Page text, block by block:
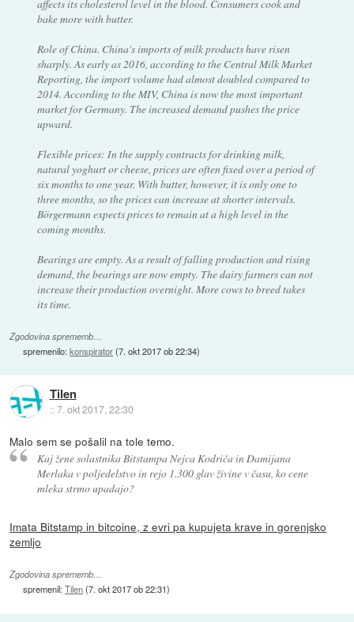
affects its cholesterol level in the blood. Consumers cook and
bake more with butter.
Role of China. China's imports of milk products have risen
sharply. As early as 2016, according to the Central Milk Market
Reporting, the import volume had almost doubled compared to
2014. According to the MIV, China is now the most important
market for Germany. The increased demand pushes the price
upward.
Flexible prices: In the supply contracts for drinking milk,
natural yoghurt or cheese, prices are often fixed over a period of
six months to one year. With butter, however, it is only one to
three months, so the prices can increase at shorter intervals.
Börgermann expects prices to remain at a high level in the
coming months.
Bearings are empty. As a result of falling production and rising
demand, the bearings are now empty. The dairy farmers can not
increase their production overnight. More cows to breed takes
its time.
Zgodovina sprememb…
spremenilo:konspirator(7. okt 2017 ob 22:34)
Tilen
::7. okt 2017, 22:30
Malo sem se pošalil na tole temo.
Kaj žene solastnika Bitstampa Nejca Kodriča in Damijana
Merlaka v poljedelstvo in rejo 1.300 glav živine v času, ko cene
mleka strmo upadajo?
Imata Bitstamp in bitcoine, z evri pa kupujeta krave in gorenjsko
zemljo
Zgodovina sprememb…
spremenil:Tilen(7. okt 2017 ob 22:31)